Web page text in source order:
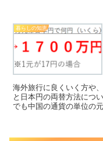
暮らしの知恵
海外旅行に良くいく方や
と日本円の両替方法につ
でも中国の通貨の単位の